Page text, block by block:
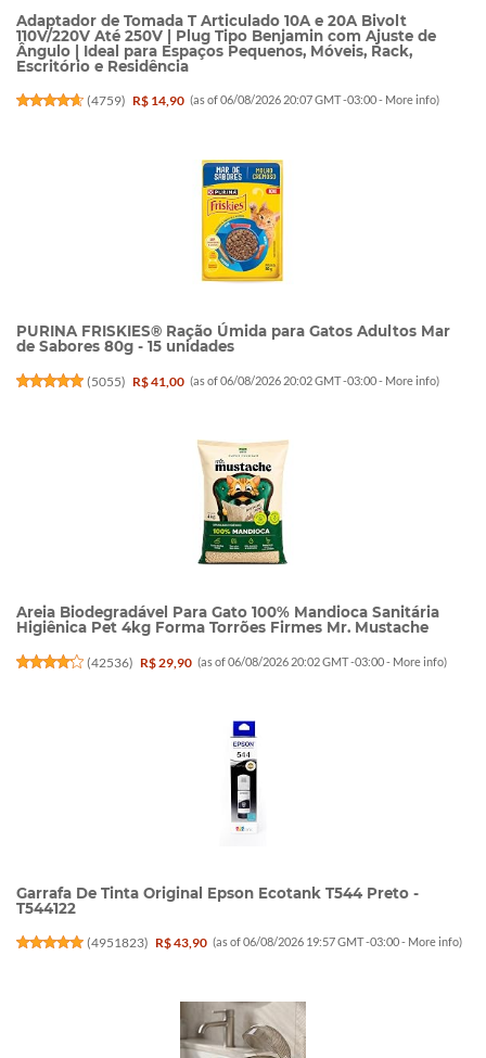
Adaptador de Tomada T Articulado 10A e 20A Bivolt
110V/220V Até 250V | Plug Tipo Benjamin com Ajuste de
Ângulo | Ideal para Espaços Pequenos, Móveis, Rack,
Escritório e Residência
(4759) R$ 14,90 (as of 06/08/2026 20:07 GMT -03:00 - More info)
PURINA FRISKIES® Ração Úmida para Gatos Adultos Mar
de Sabores 80g - 15 unidades
(5055) R$ 41,00 (as of 06/08/2026 20:02 GMT -03:00 - More info)
Areia Biodegradável Para Gato 100% Mandioca Sanitária
Higiênica Pet 4kg Forma Torrões Firmes Mr. Mustache
(42536) R$ 29,90 (as of 06/08/2026 20:02 GMT -03:00 - More info)
Garrafa De Tinta Original Epson Ecotank T544 Preto -
T544122
(4951823) R$ 43,90 (as of 06/08/2026 19:57 GMT -03:00 - More info)